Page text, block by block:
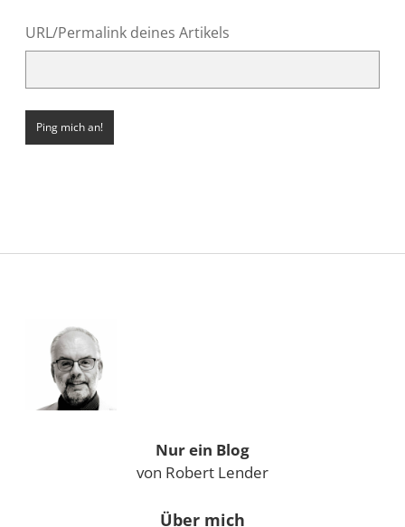
URL/Permalink deines Artikels
Sidebar
Nur ein Blog
von Robert Lender
Über mich